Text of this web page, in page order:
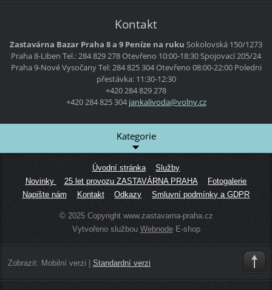
Kontakt
Zastavárna Bazar Praha 8 a 9 Peníze na ruku Sokolovská 150/1273
Praha 8-Liben Tel.: 284 829 278Otevřeno 10:00-18:30Spojovací 205/24
Praha 9-Nové VysočanyTel: 284 825 304Otevřeno 08:00-22:00Poledni
přestávka: 11:30-12:30
+420 284 829 278
+420 284 825 304jankalivoda@volny.cz
Kategorie
Úvodní stránka
Služby
Novinky
25 let provozu ZASTAVÁRNA PRAHA
Fotogalerie
Napište nám
Kontakt Odkazy Smluvní podmínky a GDPR
© 2025 Copyright www.zastavarna-praha.cz
Vytvořeno službou WebnodeE-shop
Zobrazit: Mobilní verzi Standardní verzi